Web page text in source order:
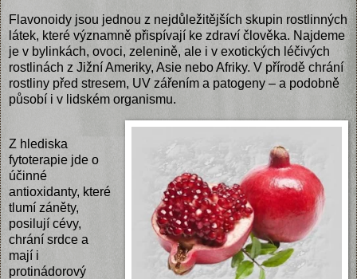
Flavonoidy jsou jednou z nejdůležitějších skupin rostlinných
látek, které významně přispívají ke zdraví člověka. Najdeme
je v bylinkách, ovoci, zelenině, ale i v exotických léčivých
rostlinách z Jižní Ameriky, Asie nebo Afriky. V přírodě chrání
rostliny před stresem, UV zářením a patogeny – a podobně
působí i v lidském organismu.
Z hlediska
fytoterapie jde o
účinné
antioxidanty, které
tlumí záněty,
posilují cévy,
chrání srdce a
mají i
protinádorový